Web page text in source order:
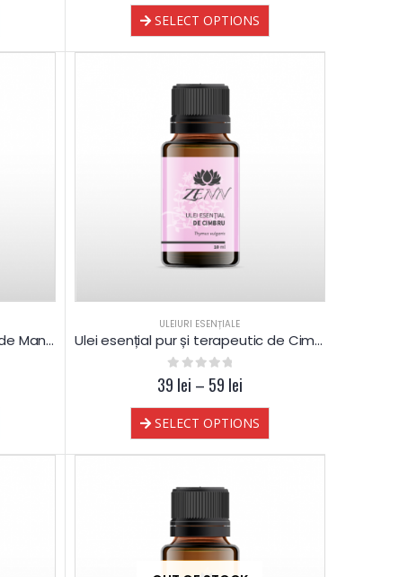
SELECT OPTIONS
Ulei esențial pur și terapeutic de Manuka
ULEIURI ESENȚIALE
Ulei esențial pur și terapeutic de Cimbru ct. thymol
0 out of 5
39 lei – 59 lei
SELECT OPTIONS